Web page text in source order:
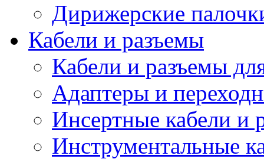
Дирижерские
Кабели и разъемы
Кабели и разъемы
Адаптеры и
Инсертные кабели и
Инструментальные